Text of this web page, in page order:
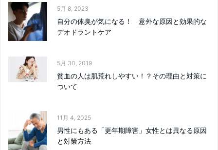
5月 8, 2023
自分の体臭が気になる！ 意外な原因と効果的な
デオドラントケア
5月 30, 2019
貧血の人は肌荒れしやすい！？その理由と対策に
ついて
11月 4, 2025
男性にもある「更年期障害」女性とは異なる原因
と対策方法